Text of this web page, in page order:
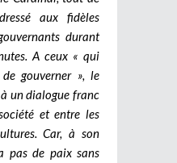
aux fidèles
durant
A ceux « qui
gouverner », le
un dialogue franc
et entre les
Car, à son
pas de paix sans